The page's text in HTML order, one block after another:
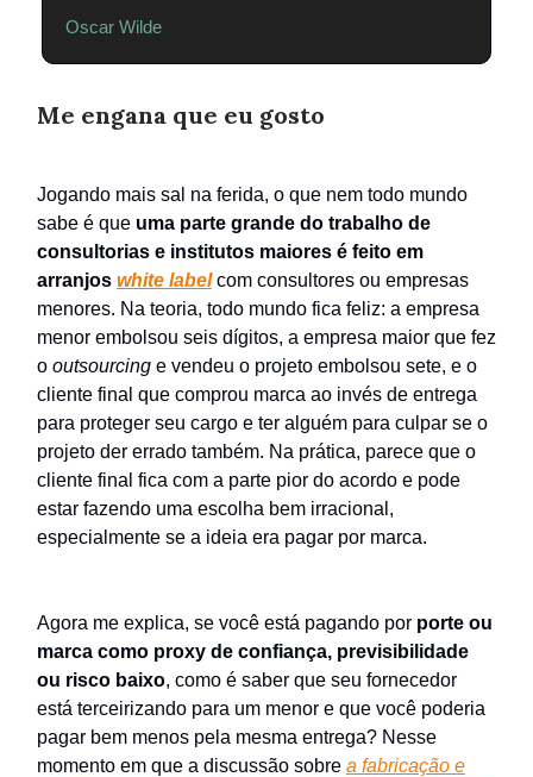
Oscar Wilde
Me engana que eu gosto
Jogando mais sal na ferida, o que nem todo mundo
sabe é que uma parte grande do trabalho de
consultorias e institutos maiores é feito em
arranjos white labelcom consultores ou empresas
menores. Na teoria, todo mundo fica feliz: a empresa
menor embolsou seis dígitos, a empresa maior que fez
o outsourcing e vendeu o projeto embolsou sete, e o
cliente final que comprou marca ao invés de entrega
para proteger seu cargo e ter alguém para culpar se o
projeto der errado também. Na prática, parece que o
cliente final fica com a parte pior do acordo e pode
estar fazendo uma escolha bem irracional,
especialmente se a ideia era pagar por marca.
Agora me explica, se você está pagando por porte ou
marca como proxy de confiança, previsibilidade
ou risco baixo, como é saber que seu fornecedor
está terceirizando para um menor e que você poderia
pagar bem menos pela mesma entrega? Nesse
momento em que a discussão sobre a fabricação e